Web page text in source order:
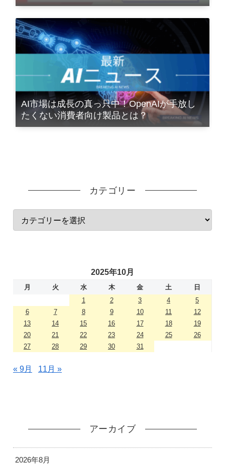
AI市場は成長の真っ只中！OpenAIが手放し
たくない消費者向け製品とは？
カテゴリー
2025年10月
月 火 水 木 金 土
日
1
2 3 4
5
6
7 8 9 10 11
12
13
14 15 16 17 18
19
20
21 22 23 24 25
26
27
28 29 30 31
« 9月 11月 »
アーカイブ
2026年8月